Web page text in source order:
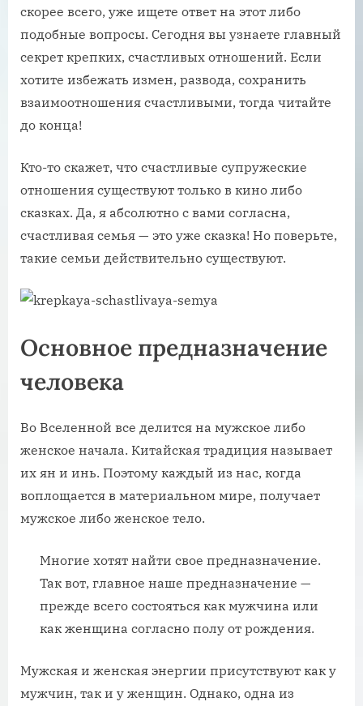
скорее всего, уже ищете ответ на этот либо
подобные вопросы. Сегодня вы узнаете главный
секрет крепких, счастливых отношений. Если
хотите избежать измен, развода, сохранить
взаимоотношения счастливыми, тогда читайте
до конца!
Кто-то скажет, что счастливые супружеские
отношения существуют только в кино либо
сказках. Да, я абсолютно с вами согласна,
счастливая семья — это уже сказка! Но поверьте,
такие семьи действительно существуют.
Основное предназначение
человека
Во Вселенной все делится на мужское либо
женское начала. Китайская традиция называет
их ян и инь. Поэтому каждый из нас, когда
воплощается в материальном мире, получает
мужское либо женское тело.
Многие хотят найти свое предназначение.
Так вот, главное наше предназначение —
прежде всего состояться как мужчина или
как женщина согласно полу от рождения.
Мужская и женская энергии присутствуют как у
мужчин, так и у женщин. Однако, одна из